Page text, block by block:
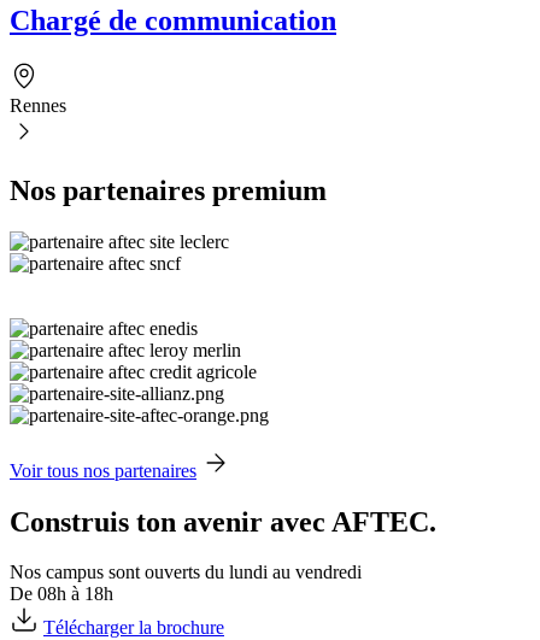
Chargé de communication
Rennes
Nos partenaires premium
Voir tous nos partenaires
Construis ton avenir avec AFTEC.
Nos campus sont ouverts du lundi au vendredi
De 08h à 18h
Télécharger la brochure